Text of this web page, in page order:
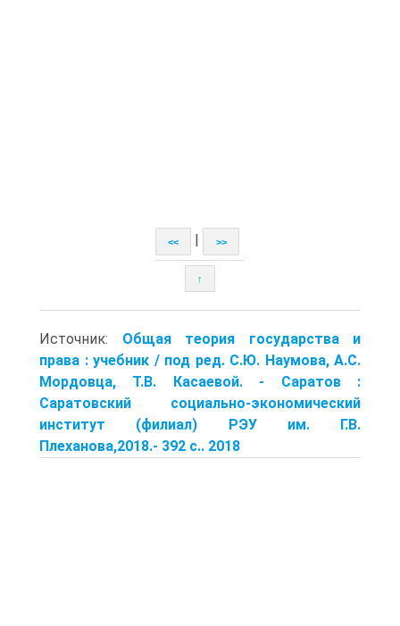
<< >>
↑
Источник: Общая теория государства и
права : учебник / под ред. С.Ю. Наумова, А.С.
Мордовца, Т.В. Касаевой. - Саратов :
Саратовский соци­ально-экономический
институт (филиал) РЭУ им. Г.В.
Плеханова,2018.- 392 с.. 2018